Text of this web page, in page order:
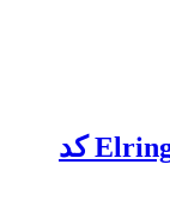
واشر سر سیلندر بی ام و برند Elring کد